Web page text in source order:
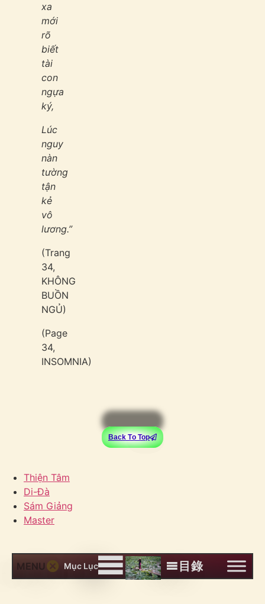
xa
mới
rõ
biết
tài
con
ngựa
ký,
Lúc
nguy
nàn
tường
tận
kẻ
vô
lương.”
(Trang
34,
KHÔNG
BUỒN
NGỦ)
(Page
34,
INSOMNIA)
Back To Top
Thiện Tâm
Di-Đà
Sám Giảng
Master
MENU Mục Lục 目錄